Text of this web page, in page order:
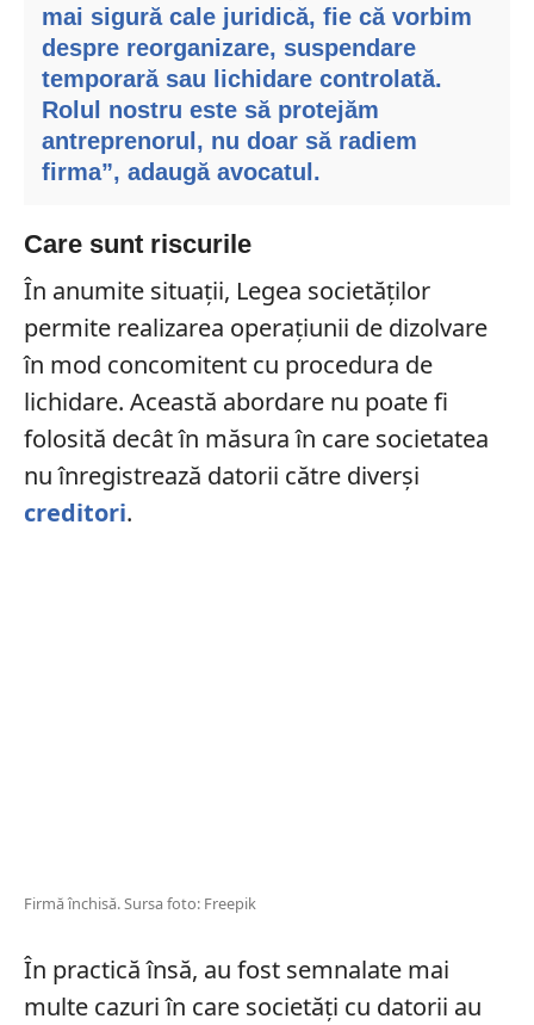
mai sigură cale juridică, fie că vorbim
despre reorganizare, suspendare
temporară sau lichidare controlată.
Rolul nostru este să protejăm
antreprenorul, nu doar să radiem
firma”, adaugă avocatul.
Care sunt riscurile
În anumite situații, Legea societăților
permite realizarea operațiunii de dizolvare
în mod concomitent cu procedura de
lichidare. Această abordare nu poate fi
folosită decât în măsura în care societatea
nu înregistrează datorii către diverși
creditori.
Firmă închisă. Sursa foto: Freepik
În practică însă, au fost semnalate mai
multe cazuri în care societăți cu datorii au